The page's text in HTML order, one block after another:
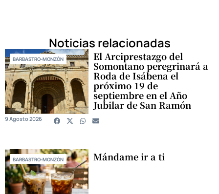
Noticias relacionadas
BARBASTRO-MONZÓN El Arciprestazgo del
Somontano peregrinará a
Roda de Isábena el
próximo 19 de
septiembre en el Año
Jubilar de San Ramón
9 Agosto 2026
BARBASTRO-MONZÓN Mándame ir a ti